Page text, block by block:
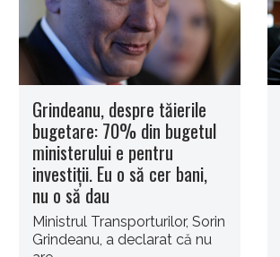
Grindeanu, despre tăierile
bugetare: 70% din bugetul
ministerului e pentru
investiţii. Eu o să cer bani,
nu o să dau
Ministrul Transporturilor, Sorin
Grindeanu, a declarat că nu